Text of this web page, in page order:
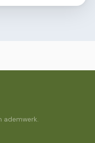
ademwerk.